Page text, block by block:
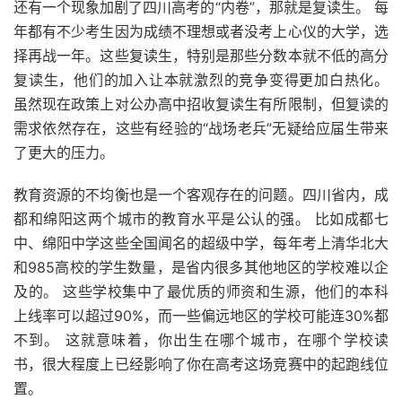
还有一个现象加剧了四川高考的“内卷”，那就是复读生。 每
年都有不少考生因为成绩不理想或者没考上心仪的大学，选
择再战一年。这些复读生，特别是那些分数本就不低的高分
复读生，他们的加入让本就激烈的竞争变得更加白热化。
虽然现在政策上对公办高中招收复读生有所限制，但复读的
需求依然存在，这些有经验的“战场老兵”无疑给应届生带来
了更大的压力。
教育资源的不均衡也是一个客观存在的问题。四川省内，成
都和绵阳这两个城市的教育水平是公认的强。 比如成都七
中、绵阳中学这些全国闻名的超级中学，每年考上清华北大
和985高校的学生数量，是省内很多其他地区的学校难以企
及的。 这些学校集中了最优质的师资和生源，他们的本科
上线率可以超过90%，而一些偏远地区的学校可能连30%都
不到。 这就意味着，你出生在哪个城市，在哪个学校读
书，很大程度上已经影响了你在高考这场竞赛中的起跑线位
置。